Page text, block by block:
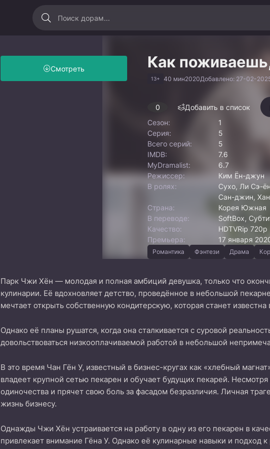
Как
13+ 40 мин2020Добавлено: 27-02-
Смотреть
0 Добавить в список
Сезон:
1
Серия:
5
Всего серий:
5
IMDB:
7.6
MyDramalist:
6.7
Режиссер:
Ким Ён-джун
В ролях:
Сухо, Ли Сэ-
Сан-джин,
Страна:
Корея Южная
В переводе:
SoftBox,
Качество:
HDTVRip 720p
Премьера:
17 января
Романтика Фэнтези Драма
Парк Чжи Хён — молодая и полная амбиций девушка, только что
кулинарии. Её вдохновляет детство, проведённое в небольшой
мечтает открыть собственную кондитерскую, которая станет известна
Однако её планы рушатся, когда она сталкивается с суровой
довольствоваться низкооплачиваемой работой в небольшой
В это время Чан Гён У, известный в бизнес-кругах как «хлебный
владеет крупной сетью пекарен и обучает будущих пекарей.
одиночества и прячет свою боль за фасадом безразличия. Личная
жизнь бизнесу.
Однажды Чжи Хён устраивается на работу в одну из его пекарен в
привлекает внимание Гёна У. Однако её кулинарные навыки и подход